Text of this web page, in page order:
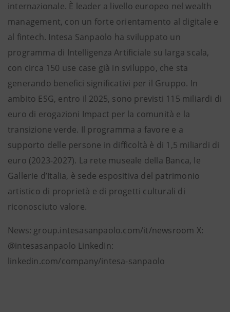
internazionale. È leader a livello europeo nel wealth
management, con un forte orientamento al digitale e
al fintech. Intesa Sanpaolo ha sviluppato un
programma di Intelligenza Artificiale su larga scala,
con circa 150 use case già in sviluppo, che sta
generando benefici significativi per il Gruppo. In
ambito ESG, entro il 2025, sono previsti 115 miliardi di
euro di erogazioni Impact per la comunità e la
transizione verde. Il programma a favore e a
supporto delle persone in difficoltà è di 1,5 miliardi di
euro (2023-2027). La rete museale della Banca, le
Gallerie d’Italia, è sede espositiva del patrimonio
artistico di proprietà e di progetti culturali di
riconosciuto valore.
News: group.intesasanpaolo.com/it/newsroom X:
@intesasanpaolo LinkedIn:
linkedin.com/company/intesa-sanpaolo